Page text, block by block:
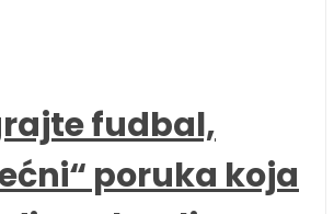
fudbal,
poruka koja